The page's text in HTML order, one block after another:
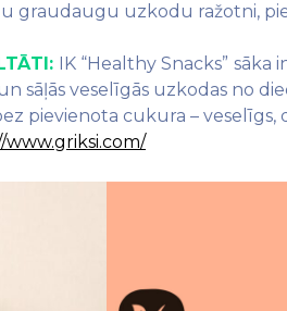
graudaugu uzkodu ražotni,
IK “Healthy Snacks” sāka
sāļās veselīgās uzkodas no
pievienota cukura –
www.griksi.com/